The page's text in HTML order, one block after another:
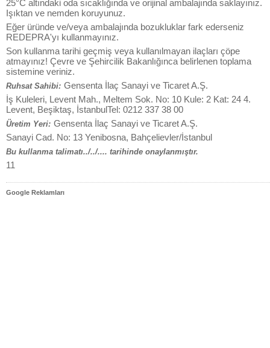
25°C altındaki oda sıcaklığında ve orijinal ambalajında saklayınız.
Işıktan ve nemden koruyunuz.
Eğer üründe ve/veya ambalajında bozukluklar fark ederseniz
REDEPRA'yı kullanmayınız.
Son kullanma tarihi geçmiş veya kullanılmayan ilaçları çöpe
atmayınız! Çevre ve Şehircilik Bakanlığınca belirlenen toplama
sistemine veriniz.
Ruhsat Sahibi: Gensenta İlaç Sanayi ve Ticaret A.Ş.
İş Kuleleri, Levent Mah., Meltem Sok. No: 10 Kule: 2 Kat: 24 4.
Levent, Beşiktaş, İstanbulTel: 0212 337 38 00
Üretim Yeri: Gensenta İlaç Sanayi ve Ticaret A.Ş.
Sanayi Cad. No: 13 Yenibosna, Bahçelievler/İstanbul
Bu kullanma talimatı../../.... tarihinde onaylanmıştır.
11
Google Reklamları